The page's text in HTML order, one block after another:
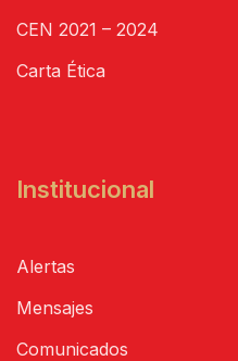
CEN 2021 – 2024
Carta Ética
Institucional
Alertas
Mensajes
Comunicados